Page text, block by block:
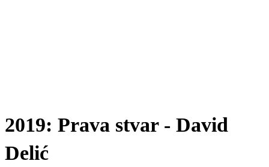
2019: Prava stvar - David
Delić